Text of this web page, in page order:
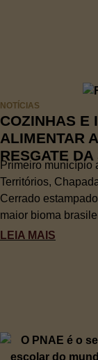
NOTÍCIAS
COZINHAS E
ALIMENTAR
RESGATE
Primeiro município
Territórios,
Cerrado
maior bioma
LEIA MAIS